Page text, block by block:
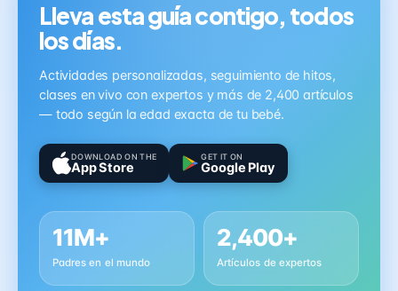
Lleva esta guía contigo, todos
los días.
Actividades personalizadas, seguimiento de hitos,
clases en vivo con expertos y más de 2,400 artículos
— todo según la edad exacta de tu bebé.
DOWNLOAD ON THE
App Store
GET IT ON
Google Play
11M+
Padres en el mundo
2,400+
Artículos de expertos